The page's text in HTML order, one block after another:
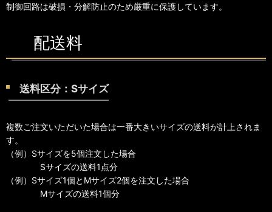
制御回路は破損・分解防止のため厳重に保護しています。
配送料
送料区分：Sサイズ
複数ご注文いただいた場合は一番大きいサイズの送料が計上されま
す。
（例）Sサイズを5個注文した場合
Sサイズの送料1点分
（例）Sサイズ1個とMサイズ2個を注文した場合
Mサイズの送料1個分